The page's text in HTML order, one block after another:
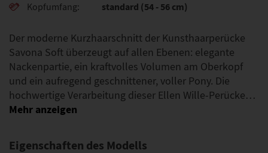
Kopfumfang standard (54 - 56 cm)
Der moderne Kurzhaarschnitt der Kunsthaarperücke
Savona Soft überzeugt auf allen Ebenen: elegante
Nackenpartie, ein kraftvolles Volumen am Oberkopf
und ein aufregend geschnittener, voller Pony. Die
hochwertige Verarbeitung dieser Ellen Wille-Perücke…
Eigenschaften des Modells